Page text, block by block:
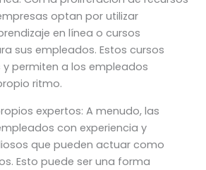
optan por utilizar
en línea o cursos
sus empleados. Estos cursos
y permiten a los empleados
ritmo.
expertos: A menudo, las
con experiencia y
que pueden actuar como
Esto puede ser una forma